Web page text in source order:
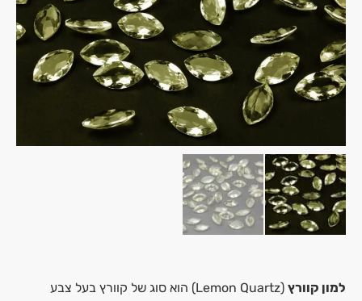
למון קוורץ
(Lemon Quartz) הוא סוג של קוורץ בעל צבע